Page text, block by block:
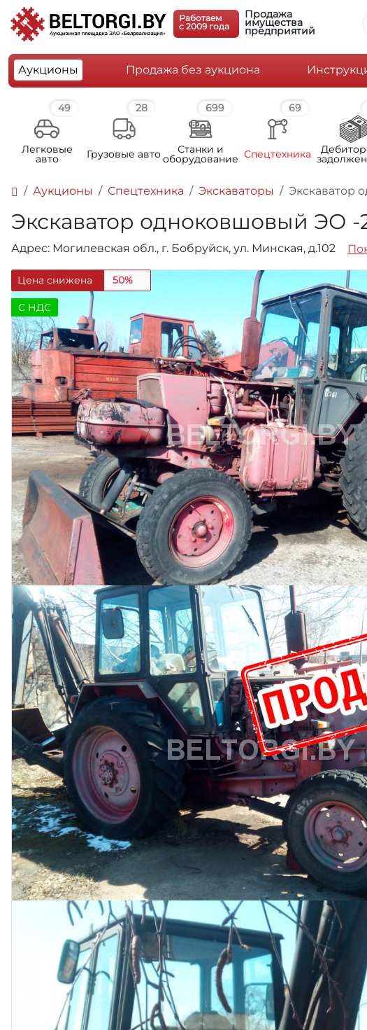
Работаем
c 2009 года
Продажа
имущества
предприятий
Аукционы Продажа без аукциона
49
Легковые
авто
28
Грузовые авто
699
Станки и
оборудование
69
Спецтехника
Аукционы Спецтехника Экскаваторы Экскаватор
Экскаватор одноковшовый ЭО -
Адрес: Могилевская обл., г. Бобруйск, ул. Минская, д.102
Цена снижена 50%
C НДС